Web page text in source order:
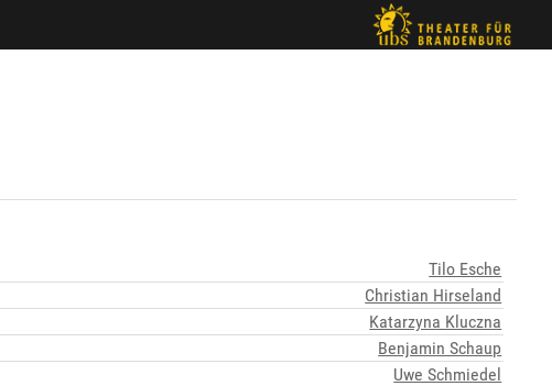
Tilo Esche
Christian Hirseland
Katarzyna Kluczna
Benjamin Schaup
Uwe Schmiedel